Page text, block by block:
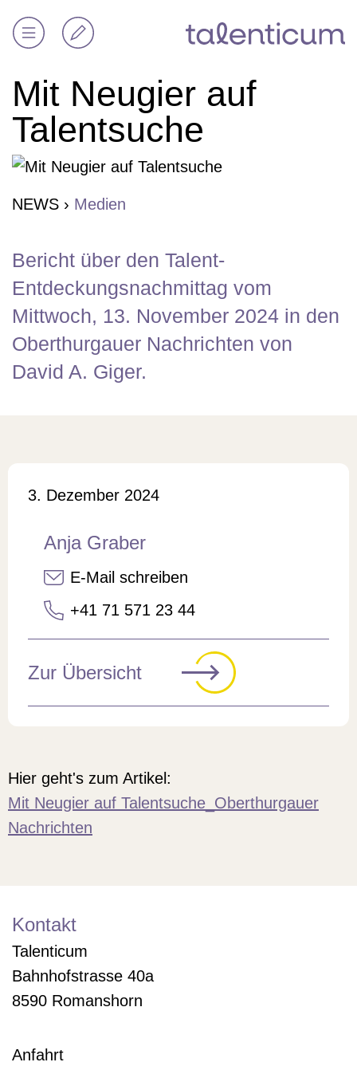
Mit Neugier auf
Talentsuche
NEWS › Medien
Bericht über den Talent-
Entdeckungsnachmittag vom
Mittwoch, 13. November 2024 in den
Oberthurgauer Nachrichten von
David A. Giger.
Veröffentlicht am
3. Dezember 2024
Anja Graber
E-Mail schreiben
+41 71 571 23 44
Zur Übersicht
Hier geht's zum Artikel:
Mit Neugier auf Talentsuche_Oberthurgauer
Nachrichten
Kontakt
Talenticum
Bahnhofstrasse 40a
8590 Romanshorn
Anfahrt